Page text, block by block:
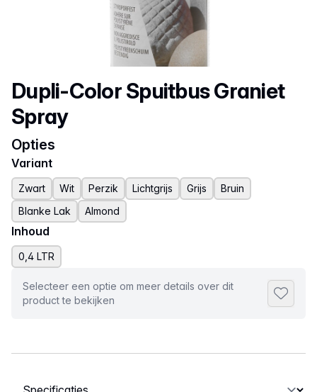
Productnaam
Dupli-Color Spuitbus Graniet
Spray
Opties
Variant
Zwart Wit Perzik Lichtgrijs Grijs
Bruin
Blanke Lak
Almond
Inhoud
0,4 LTR
Selecteer een optie om meer details over dit
product te bekijken
Selecteer een tabblad